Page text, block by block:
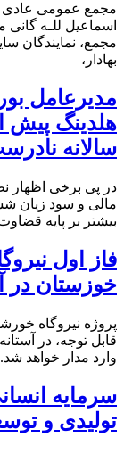
مجمع عمومی عادی
اسماعیل للـه
مجمع، نمایندگان
بهادار،
مدیرعامل
هلدینگ پیش
سالانه
در پی برخی اظهار
مالی و سود زیان
بیشتر بر پایه
فاز اول
خوزستان در
پروژه نیروگاه
قابل‌ توجه، در
وارد مدار خواهد
سرمایه
تولیدی و